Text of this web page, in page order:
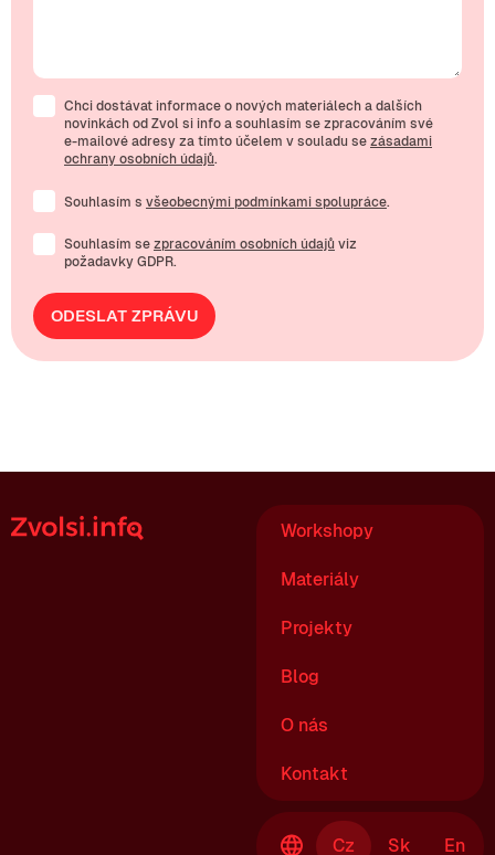
Chci dostávat informace o nových materiálech a dalších
novinkách od Zvol si info a souhlasím se zpracováním své
e-mailové adresy za tímto účelem v souladu se zásadami
ochrany osobních údajů.
Souhlasím s všeobecnými podmínkami spolupráce.
Souhlasím se zpracováním osobních údajů viz
požadavky GDPR.
ODESLAT ZPRÁVU
Workshopy
Materiály
Projekty
Blog
O nás
Kontakt
Cz Sk En